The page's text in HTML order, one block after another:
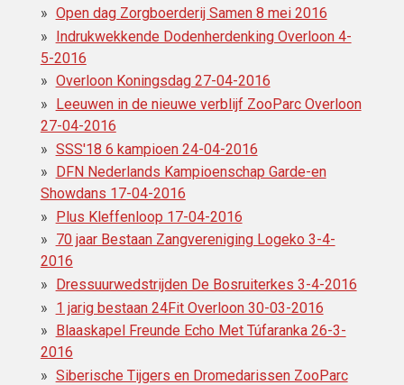
Open dag Zorgboerderij Samen 8 mei 2016
Indrukwekkende Dodenherdenking Overloon 4-
5-2016
Overloon Koningsdag 27-04-2016
Leeuwen in de nieuwe verblijf ZooParc Overloon
27-04-2016
SSS'18 6 kampioen 24-04-2016
DFN Nederlands Kampioenschap Garde-en
Showdans 17-04-2016
Plus Kleffenloop 17-04-2016
70 jaar Bestaan Zangvereniging Logeko 3-4-
2016
Dressuurwedstrijden De Bosruiterkes 3-4-2016
1 jarig bestaan 24Fit Overloon 30-03-2016
Blaaskapel Freunde Echo Met Túfaranka 26-3-
2016
Siberische Tijgers en Dromedarissen ZooParc